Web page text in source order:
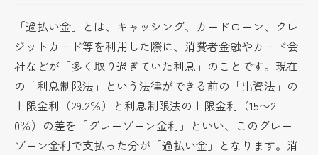
「過払い金」とは、キャッシング、カードローン、クレ
ジットカード等を利用した際に、消費者金融やカード会
社などが「多く取り過ぎていた利息」のことです。現在
の「利息制限法」という法律ができる前の「出資法」の
上限金利（29.2％）と利息制限法の上限金利（15〜2
0％）の差を「グレーゾーン金利」といい、このグレー
ゾーン金利で支払った分が「過払い金」となります。消